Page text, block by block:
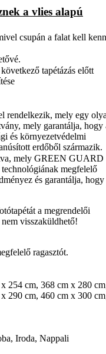
a vlies alapú
csupán a falat kell
tapétázás előtt
rendelkezik, mely egy
mely garantálja, hogy
és környezetvédelmi
erdőből származik.
mely GREEN GUARD
megfelelő
és garantálja, hogy
a megrendelői
visszaküldhető!
ragasztót.
254 cm, 368 cm x 280
290 cm, 460 cm x 300
Iroda, Nappali